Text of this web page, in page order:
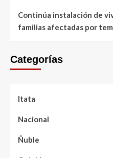
Continúa instalación de
familias afectadas por
Categorías
Itata
Nacional
Ñuble